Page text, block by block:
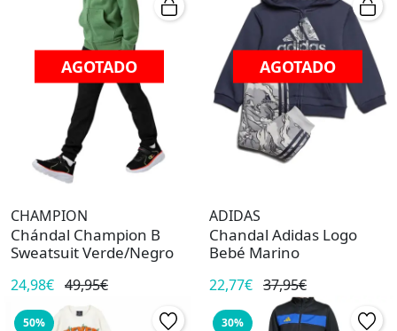
AGOTADO
CHAMPION
Chándal Champion B
Sweatsuit Verde/Negro
24,98€ 49,95€
AGOTADO
ADIDAS
Chandal Adidas Logo
Bebé Marino
22,77€ 37,95€
50% 30%